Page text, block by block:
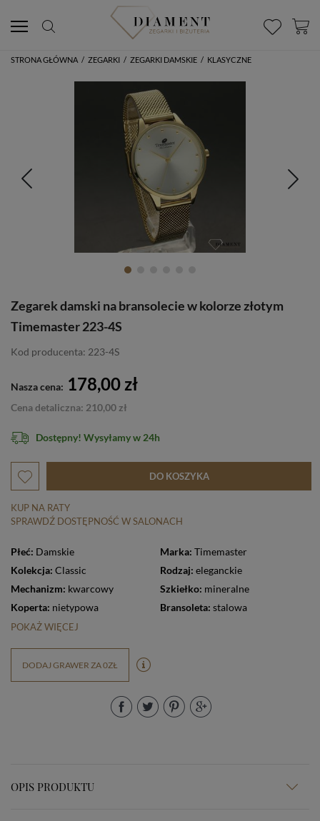
STRONA GŁÓWNA / ZEGARKI / ZEGARKI DAMSKIE / KLASYCZNE
Zegarek damski na bransolecie w kolorze złotym
Timemaster 223-4S
Kod producenta: 223-4S
Nasza cena: 178,00 zł
Cena detaliczna: 210,00 zł
Dostępny! Wysyłamy w 24h
DO KOSZYKA
KUP NA RATY
SPRAWDŹ DOSTĘPNOŚĆ W SALONACH
Płeć: Damskie Marka: Timemaster
Kolekcja: Classic Rodzaj: eleganckie
Mechanizm: kwarcowy Szkiełko: mineralne
Koperta: nietypowa Bransoleta: stalowa
POKAŻ WIĘCEJ
DODAJ GRAWER ZA 0ZŁ
OPIS PRODUKTU